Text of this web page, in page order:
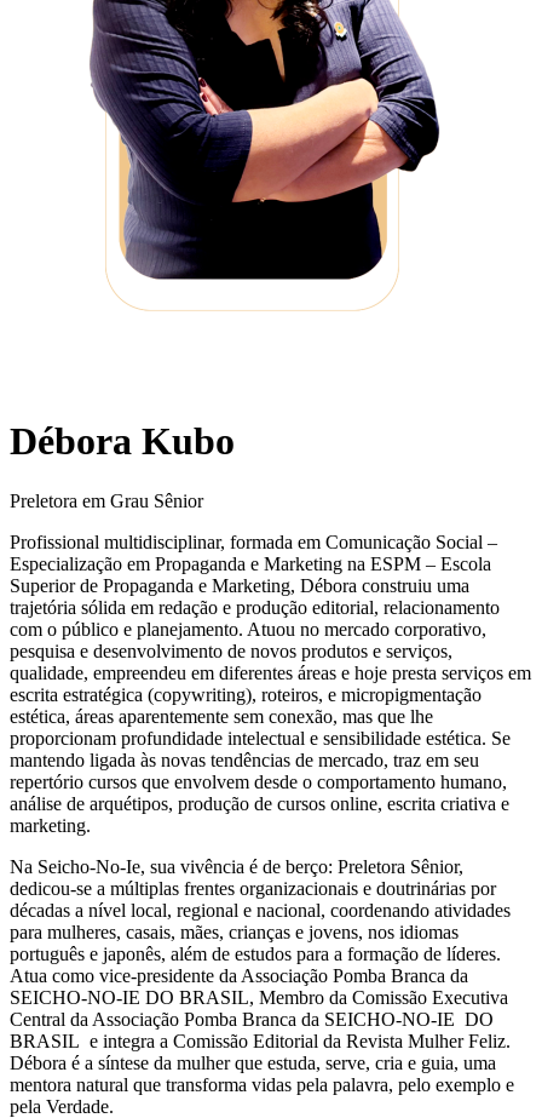
Débora Kubo
Preletora em Grau Sênior
Profissional multidisciplinar, formada em Comunicação Social –
Especialização em Propaganda e Marketing na ESPM – Escola
Superior de Propaganda e Marketing, Débora construiu uma
trajetória sólida em redação e produção editorial, relacionamento
com o público e planejamento. Atuou no mercado corporativo,
pesquisa e desenvolvimento de novos produtos e serviços,
qualidade, empreendeu em diferentes áreas e hoje presta serviços em
escrita estratégica (copywriting), roteiros, e micropigmentação
estética, áreas aparentemente sem conexão, mas que lhe
proporcionam profundidade intelectual e sensibilidade estética. Se
mantendo ligada às novas tendências de mercado, traz em seu
repertório cursos que envolvem desde o comportamento humano,
análise de arquétipos, produção de cursos online, escrita criativa e
marketing.
Na Seicho-No-Ie, sua vivência é de berço: Preletora Sênior,
dedicou-se a múltiplas frentes organizacionais e doutrinárias por
décadas a nível local, regional e nacional, coordenando atividades
para mulheres, casais, mães, crianças e jovens, nos idiomas
português e japonês, além de estudos para a formação de líderes.
Atua como vice-presidente da Associação Pomba Branca da
SEICHO-NO-IE DO BRASIL, Membro da Comissão Executiva
Central da Associação Pomba Branca da SEICHO-NO-IE DO
BRASIL e integra a Comissão Editorial da Revista Mulher Feliz.
Débora é a síntese da mulher que estuda, serve, cria e guia, uma
mentora natural que transforma vidas pela palavra, pelo exemplo e
pela Verdade.